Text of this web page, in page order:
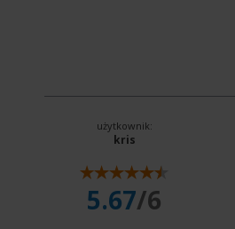
użytkownik:
kris
5.67/6